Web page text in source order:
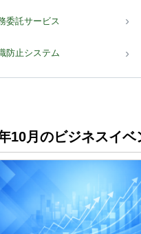
委託サービス
防止システム
10月のビジネスイ